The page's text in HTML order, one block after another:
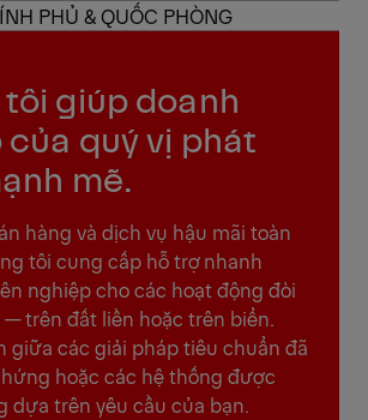
PHỦ & QUỐC PHÒNG
giúp doanh
quý vị phát
mẽ.
hàng và dịch vụ hậu mãi toàn
tôi cung cấp hỗ trợ nhanh
nghiệp cho các hoạt động đòi
trên đất liền hoặc trên biển.
giữa các giải pháp tiêu chuẩn đã
hoặc các hệ thống được
dựa trên yêu cầu của bạn.